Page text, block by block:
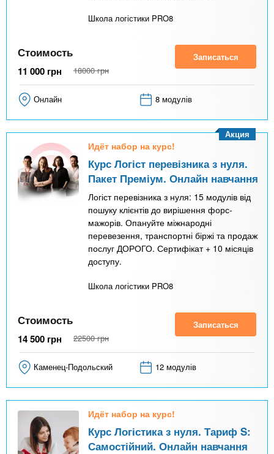
Школа логістики PRO8
Стоимость
11 000 грн 18000 грн
Записаться
Онлайн 8 модулів
Идёт набор на курс!
Курс Логіст перевізника з нуля.
Пакет Преміум. Онлайн навчання
Логіст перевізника з нуля: 15 модулів від
пошуку клієнтів до вирішення форс-
мажорів. Опануйте міжнародні
перевезення, транспортні біржі та продаж
послуг ДОРОГО. Сертифікат + 10 місяців
доступу.
Школа логістики PRO8
Акция
Стоимость
14 500 грн 22500 грн
Записаться
Каменец-Подольский 12 модулів
Идёт набор на курс!
Курс Логістика з нуля. Тариф S:
Самостійний. Онлайн навчання